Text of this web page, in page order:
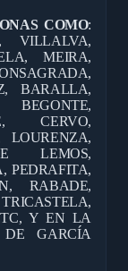
COMO:
VILLALVA,
MEIRA,
BARALLA,
CERVO,
LOURENZA,
LEMOS,
PEDRAFITA,
RABADE,
Y EN LA
GARCÍA